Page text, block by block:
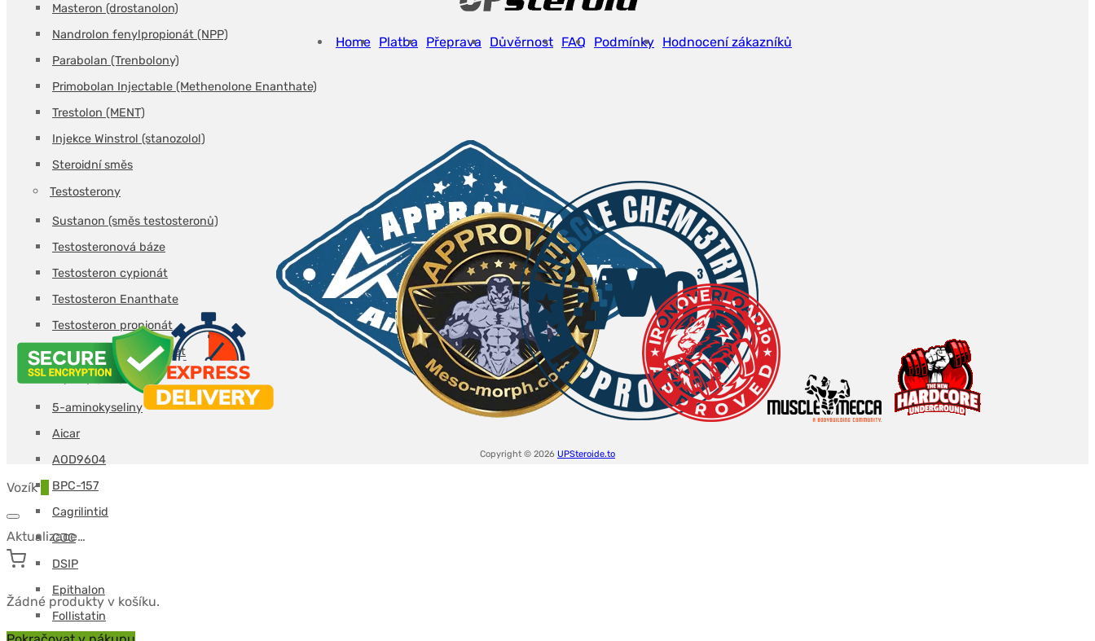
Masteron (drostanolon)
Nandrolon fenylpropionát (NPP)
Parabolan (Trenbolony)
Primobolan Injectable (Methenolone Enanthate)
Trestolon (MENT)
Injekce Winstrol (stanozolol)
Steroidní směs
Testosterony
Sustanon (směs testosteronů)
Testosteronová báze
Testosteron cypionát
Testosteron Enanthate
Testosteron propionát
Testosteron undekanoát
Peptidy (A-L)
5-aminokyseliny
Aicar
AOD9604
BPC-157
Cagrilintid
CJC
DSIP
Epithalon
Follistatin
Home Platba Přeprava Důvěrnost FAQ Podmínky Hodnocení zákazníků
Copyright © 2026 UPSteroide.to
Vozík
Aktualizace…
Žádné produkty v košíku.